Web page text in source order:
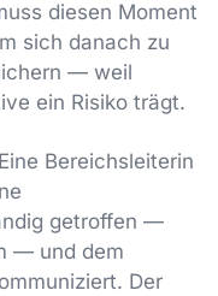
diesen Moment
sich danach zu
— weil
ein Risiko trägt.
Bereichsleiterin
getroffen —
— und dem
Der